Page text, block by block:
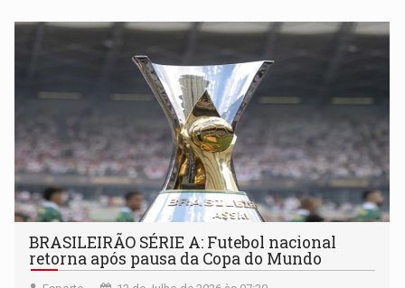
BRASILEIRÃO SÉRIE A: Futebol nacional
retorna após pausa da Copa do Mundo